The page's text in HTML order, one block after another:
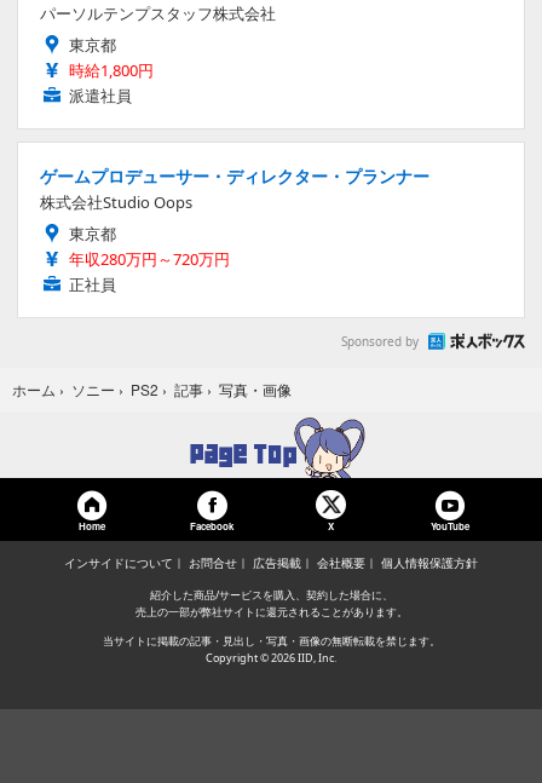
パーソルテンプスタッフ株式会社
東京都
時給1,800円
派遣社員
ゲームプロデューサー・ディレクター・プランナー
株式会社Studio Oops
東京都
年収280万円～720万円
正社員
Sponsored by
ホーム › ソニー › PS2 › 記事 › 写真・画像
Home Facebook X YouTube
インサイドについて お問合せ 広告掲載 会社概要 個人情報保護方針
紹介した商品/サービスを購入、契約した場合に、
売上の一部が弊社サイトに還元されることがあります。
当サイトに掲載の記事・見出し・写真・画像の無断転載を禁じます。
Copyright © 2026 IID, Inc.